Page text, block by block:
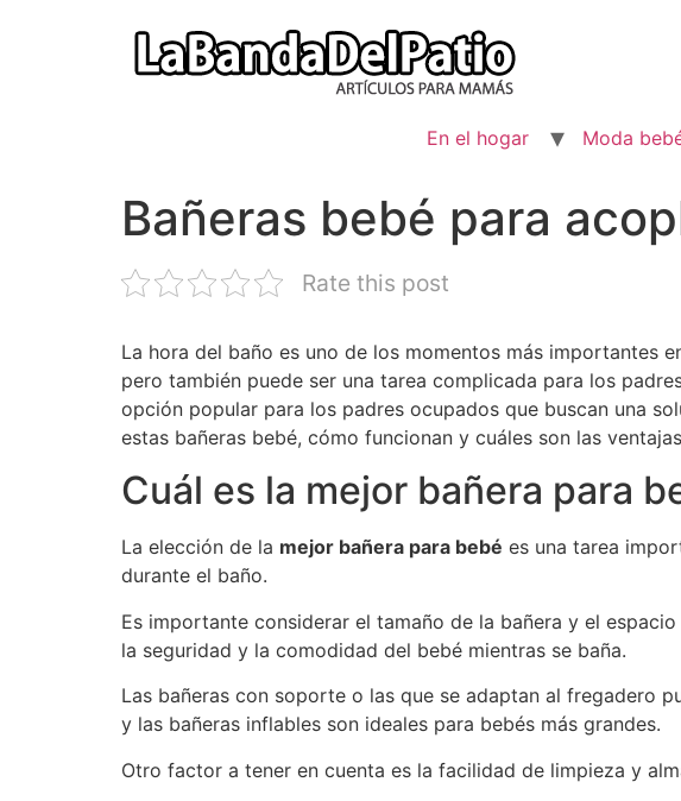
En el hogar Moda
Bañeras bebé para
Rate this post
La hora del baño es uno de los momentos más importantes
pero también puede ser una tarea complicada para los
opción popular para los padres ocupados que buscan una
estas bañeras bebé, cómo funcionan y cuáles son las
Cuál es la mejor bañera para
La elección de la mejor bañera para bebé es una tarea
durante el baño.
Es importante considerar el tamaño de la bañera y el
la seguridad y la comodidad del bebé mientras se baña.
Las bañeras con soporte o las que se adaptan al fregadero
y las bañeras inflables son ideales para bebés más grandes.
Otro factor a tener en cuenta es la facilidad de limpieza y